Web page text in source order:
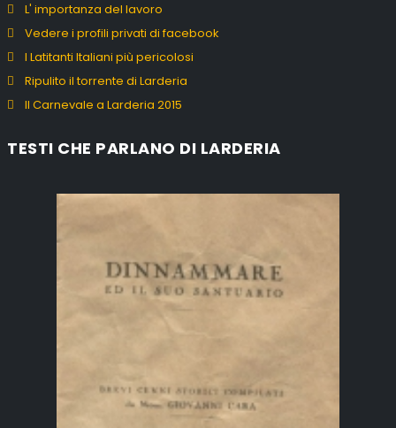
L' importanza del lavoro
Vedere i profili privati di facebook
I Latitanti Italiani più pericolosi
Ripulito il torrente di Larderia
Il Carnevale a Larderia 2015
TESTI CHE PARLANO DI LARDERIA